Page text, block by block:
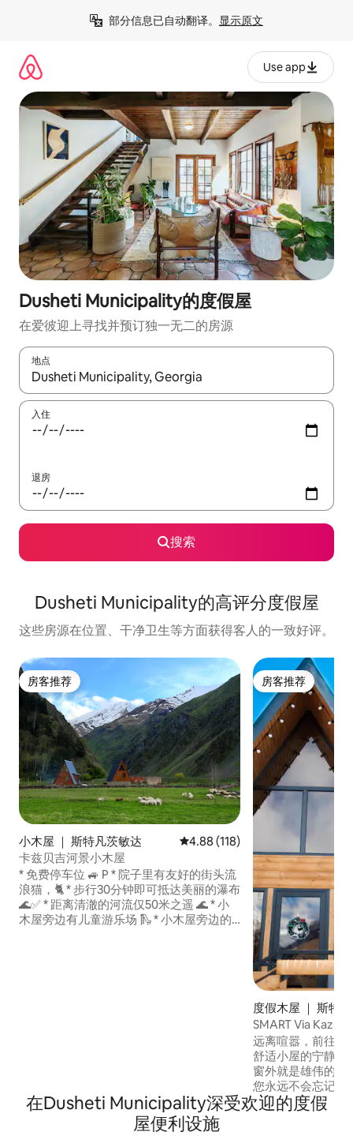
部分信息已自动翻译。 显示原文
Use app
Dusheti Municipality的度假屋
在爱彼迎上寻找并预订独一无二的房源
地点
如有搜索结果，请使用上下方向键查看，或通过点击或滑动手势
入住
退房
搜索
Dusheti Municipality的高评分度假屋
这些房源在位置、干净卫生等方面获得客人的一致好评。
房客推荐
房客推荐
小木屋 ｜ 斯特凡茨敏达 平均评分 4.88 分（满分 5 分），
4.88 (118)
卡兹贝吉河景小木屋
* 免费停车位 🚙 P️ * 院子里有友好的街头流
浪猫，🐈 * 步行30分钟即可抵达美丽的瀑布
🌊✅ * 距离清澈的河流仅50米之遥 🌊 * 小
木屋旁边有儿童游乐场 🛝 * 小木屋旁边的
房客推荐
房客推荐
度假木屋 ｜ 斯特
SMART Via
远离喧嚣，前往卡
舒适小屋的宁静氛围 🏔️ 想象一下
窗外就是雄伟的
您永远不会忘记 ☀️ 室内氛围温馨，厨房设
备齐全，卧室舒适
后享受宁静的夜晚。 情侣或小家庭放
在Dusheti Municipality深受欢迎的度假
屋便利设施